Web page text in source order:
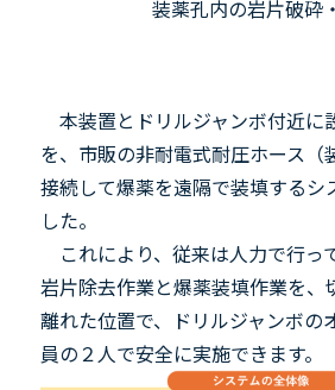
装薬孔内の岩片破砕
本装置とドリルジャンボ付近に
を、市販の非耐電式耐圧ホース（
接続して爆薬を遠隔で装填するシ
した。
これにより、従来は人力で行っ
岩片除去作業と爆薬装填作業を、
離れた位置で、ドリルジャンボの
員の２人で安全に実施できます。